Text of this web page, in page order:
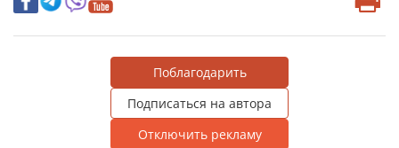
Поблагодарить
Подписаться на автора
Отключить рекламу